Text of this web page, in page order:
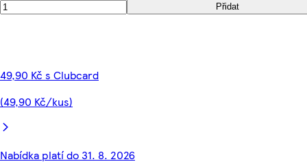
Přidat
49,90 Kč s Clubcard
(49,90 Kč/kus)
Nabídka platí do 31. 8. 2026